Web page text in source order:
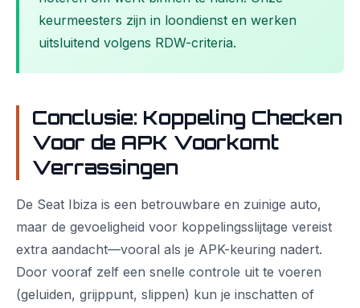
keurmeesters zijn in loondienst en werken
uitsluitend volgens RDW-criteria.
Conclusie: Koppeling Checken
Voor de APK Voorkomt
Verrassingen
De Seat Ibiza is een betrouwbare en zuinige auto,
maar de gevoeligheid voor koppelingsslijtage vereist
extra aandacht—vooral als je APK-keuring nadert.
Door vooraf zelf een snelle controle uit te voeren
(geluiden, grijppunt, slippen) kun je inschatten of